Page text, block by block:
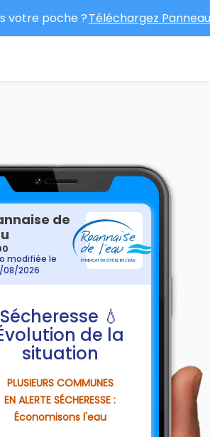
votre poche ?Téléchargez
de
modifiée le
08/2026
Sécheresse 💧
de la
situation
PLUSIEURS COMMUNES
EN ALERTE SÉCHERESSE :
Économisons l'eau